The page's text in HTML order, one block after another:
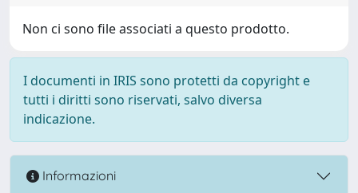
Non ci sono file associati a questo prodotto.
I documenti in IRIS sono protetti da copyright e
tutti i diritti sono riservati, salvo diversa
indicazione.
Informazioni